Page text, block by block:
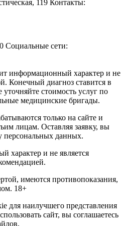
119 Контакты:
Социальные сети:
информационный характер и не
Конечный диагноз ставится в
стоимость услуг по
медицинские бригады.
только на сайте и
лицам. Оставляя заявку, вы
персональных данных.
характер и не является
имеются противопоказания,
18+
для наилучшего представления
сайт, вы соглашаетесь